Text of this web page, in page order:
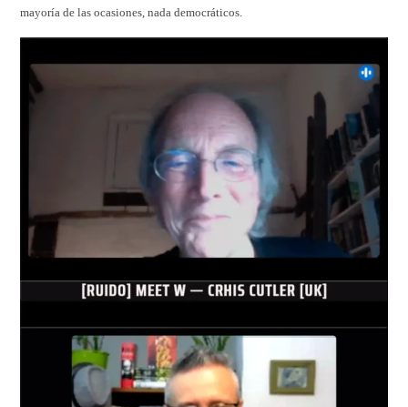
mayoría de las ocasiones, nada democráticos.